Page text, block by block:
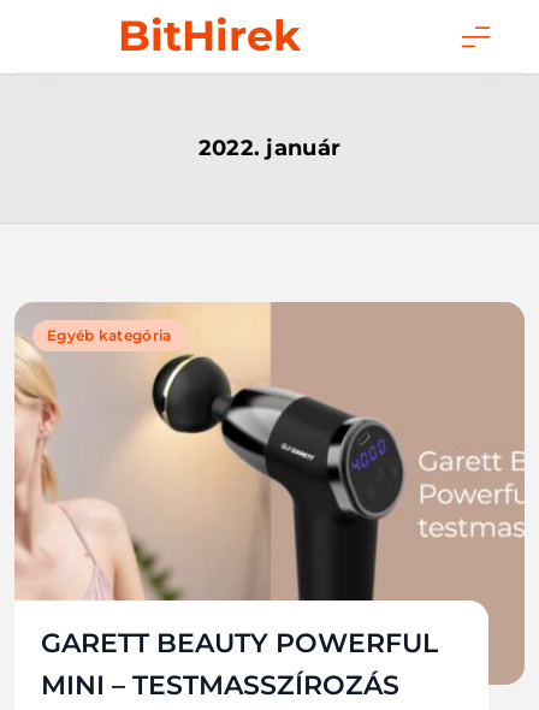
content
BitHirek
2022. január
Egyéb kategória
GARETT BEAUTY POWERFUL
MINI – TESTMASSZÍROZÁS